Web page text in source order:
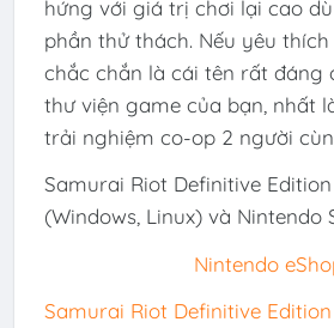
hứng với giá trị chơi lại cao
phần thử thách. Nếu yêu
chắc chắn là cái tên rất đáng
thư viện game của bạn, nhất
trải nghiệm co-op 2 người
Samurai Riot Definitive
(Windows, Linux) và Nintendo
Nintendo
Samurai Riot Definitive Edition